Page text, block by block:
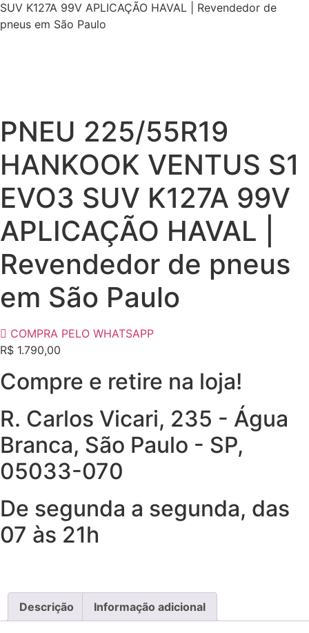
SUV K127A 99V APLICAÇÃO HAVAL | Revendedor de
pneus em São Paulo
PNEU 225/55R19
HANKOOK VENTUS S1
EVO3 SUV K127A 99V
APLICAÇÃO HAVAL |
Revendedor de pneus
em São Paulo
COMPRA PELO WHATSAPP
R$ 1.790,00
Compre e retire na loja!
R. Carlos Vicari, 235 - Água
Branca, São Paulo - SP,
05033-070
De segunda a segunda, das
07 às 21h
Descrição Informação adicional